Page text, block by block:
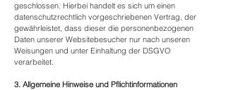
geschlossen. Hierbei handelt es sich um einen
datenschutzrechtlich vorgeschriebenen Vertrag, der
gewährleistet, dass dieser die personenbezogenen
Daten unserer Websitebesucher nur nach unseren
Weisungen und unter Einhaltung der DSGVO
verarbeitet.
3. Allgemeine Hinweise und Pflicht­informationen